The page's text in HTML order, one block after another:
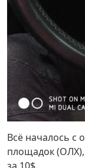
Всё началось с
площадок (ОЛХ),